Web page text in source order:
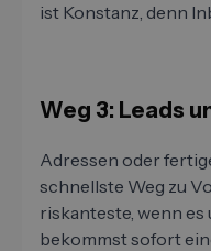
ist Konstanz, denn
Weg 3: Leads
Adressen oder
schnellste Weg zu
riskanteste, wenn es
bekommst sofort